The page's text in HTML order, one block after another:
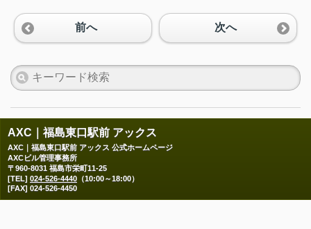
前へ 次へ
AXC｜福島東口駅前 アックス
AXC｜福島東口駅前 アックス 公式ホームページ
AXCビル管理事務所
〒960-8031 福島市栄町11-25
[TEL] 024-526-4440 （10:00～18:00）
[FAX] 024-526-4450